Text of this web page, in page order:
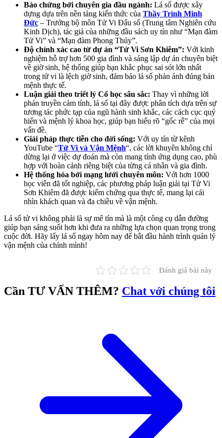
Bảo chứng bởi chuyên gia đầu ngành: Lá số được xây
dựng dựa trên nền tảng kiến thức của Thầy Trình Minh
Đức – Trưởng bộ môn Tử Vi Đẩu số (Trung tâm Nghiên cứu
Kinh Dịch), tác giả của những đầu sách uy tín như “Mạn đàm
Tử Vi” và “Mạn đàm Phong Thủy”.
Độ chính xác cao từ dự án “Tử Vi Sơn Khiêm”: Với kinh
nghiệm hỗ trợ hơn 500 gia đình và sáng lập dự án chuyên biệt
về giờ sinh, hệ thống giúp bạn khắc phục sai sót lớn nhất
trong tử vi là lệch giờ sinh, đảm bảo lá số phản ánh đúng bản
mệnh thực tế.
Luận giải theo triết lý Cổ học sâu sắc: Thay vì những lời
phán truyền cảm tính, lá số tại đây được phân tích dựa trên sự
tương tác phức tạp của ngũ hành sinh khắc, các cách cục quý
hiển và mệnh lý khoa học, giúp bạn hiểu rõ “gốc rễ” của mọi
vấn đề.
Giải pháp thực tiễn cho đời sống: Với uy tín từ kênh
YouTube “Tử Vi và Vận Mệnh“, các lời khuyên không chỉ
dừng lại ở việc dự đoán mà còn mang tính ứng dụng cao, phù
hợp với hoàn cảnh riêng biệt của từng cá nhân và gia đình.
Hệ thống hóa bởi mạng lưới chuyên môn: Với hơn 1000
học viên đã tốt nghiệp, các phương pháp luận giải tại Tử Vi
Sơn Khiêm đã được kiểm chứng qua thực tế, mang lại cái
nhìn khách quan và đa chiều về vận mệnh.
Lá số tử vi không phải là sự mê tín mà là một công cụ dẫn đường
giúp bạn sáng suốt hơn khi đưa ra những lựa chọn quan trọng trong
cuộc đời. Hãy lấy lá số ngay hôm nay để bắt đầu hành trình quản lý
vận mệnh của chính mình!
Đánh giá bài này
Cần TƯ VẤN THÊM? Chat với chúng tôi